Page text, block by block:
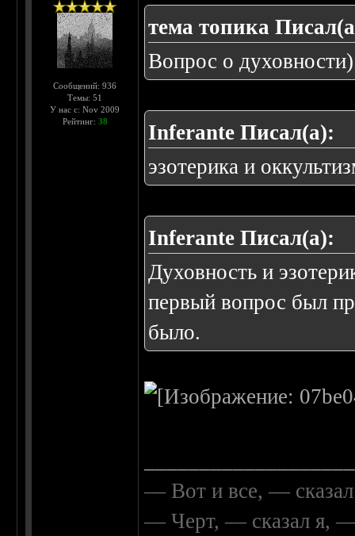
Сообщений: 936
Темы: 51
У нас с: Nov 2009
Рейтинг: 38
тема топика
Вопрос о духовности)
Inferante Писал(а):
эзотерика и
Inferante Писал(а):
Духовность и
первый вопрос был
было.
— Вот и все, —
— Черт, — сказал я, —